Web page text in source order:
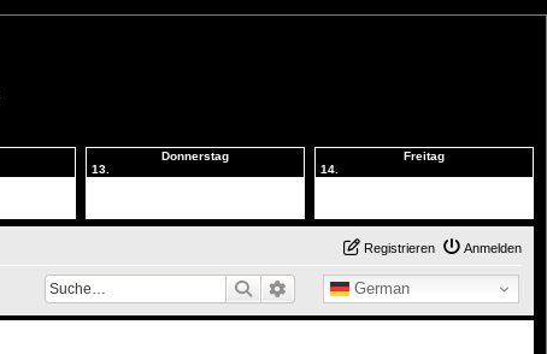
Donnerstag
13.
Freitag
14.
Anmelden
Registrieren
German
Suche Erweiterte Suche